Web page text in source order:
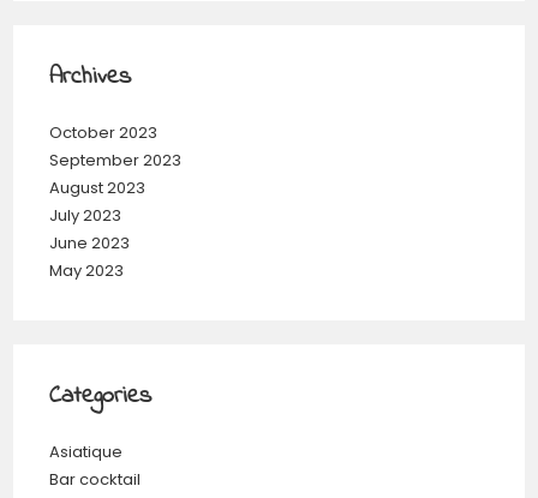
Archives
October 2023
September 2023
August 2023
July 2023
June 2023
May 2023
Categories
Asiatique
Bar cocktail